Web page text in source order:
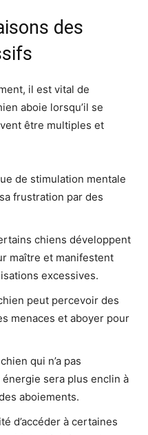
des
il est vital de
aboie lorsqu’il se
être multiples et
de stimulation mentale
frustration par des
chiens développent
maître et manifestent
excessives.
peut percevoir des
menaces et aboyer pour
qui n’a pas
sera plus enclin à
aboiements.
d’accéder à certaines